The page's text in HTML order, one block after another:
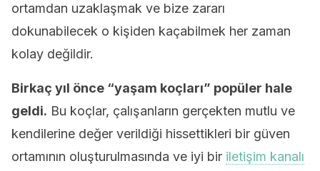
ortamdan uzaklaşmak ve bize zararı
dokunabilecek o kişiden kaçabilmek her zaman
kolay değildir.
Birkaç yıl önce “yaşam koçları” popüler hale
geldi. Bu koçlar, çalışanların gerçekten mutlu ve
kendilerine değer verildiği hissettikleri bir güven
ortamının oluşturulmasında ve iyi bir iletişim kanalı